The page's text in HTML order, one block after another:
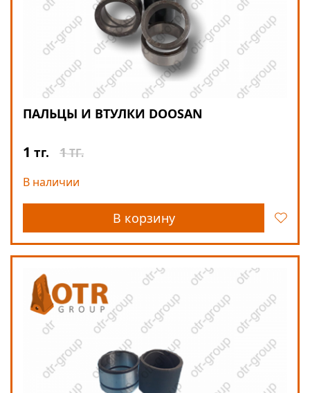
ПАЛЬЦЫ И ВТУЛКИ DOOSAN
1 тг. 1ТГ.
В корзину
В наличии